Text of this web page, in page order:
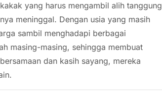
yang harus mengambil alih tanggung
meninggal. Dengan usia yang masih
sambil menghadapi berbagai
masing-masing, sehingga membuat
dan kasih sayang, mereka